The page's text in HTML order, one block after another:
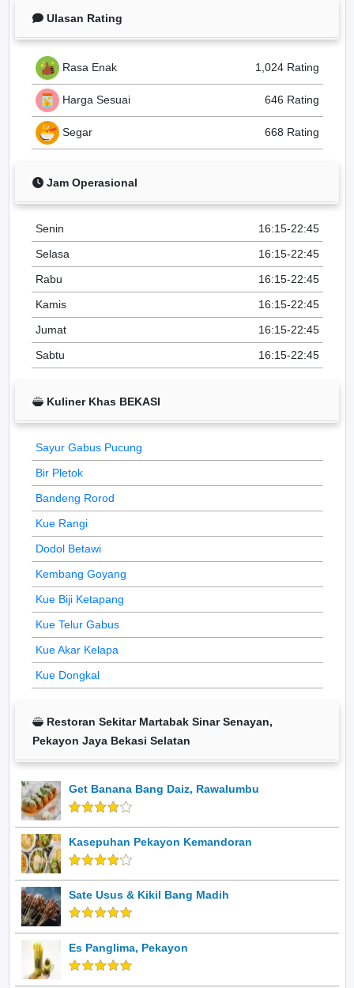
Ulasan Rating
Rasa Enak 1,024 Rating
Harga Sesuai 646 Rating
Segar 668 Rating
Jam Operasional
Senin
16:15-22:45
Selasa
16:15-22:45
Rabu
16:15-22:45
Kamis
16:15-22:45
Jumat
16:15-22:45
Sabtu
16:15-22:45
Kuliner Khas BEKASI
Sayur Gabus Pucung
Bir Pletok
Bandeng Rorod
Kue Rangi
Dodol Betawi
Kembang Goyang
Kue Biji Ketapang
Kue Telur Gabus
Kue Akar Kelapa
Kue Dongkal
Restoran Sekitar Martabak Sinar Senayan,
Pekayon Jaya Bekasi Selatan
Get Banana Bang Daiz, Rawalumbu
Kasepuhan Pekayon Kemandoran
Sate Usus & Kikil Bang Madih
Es Panglima, Pekayon